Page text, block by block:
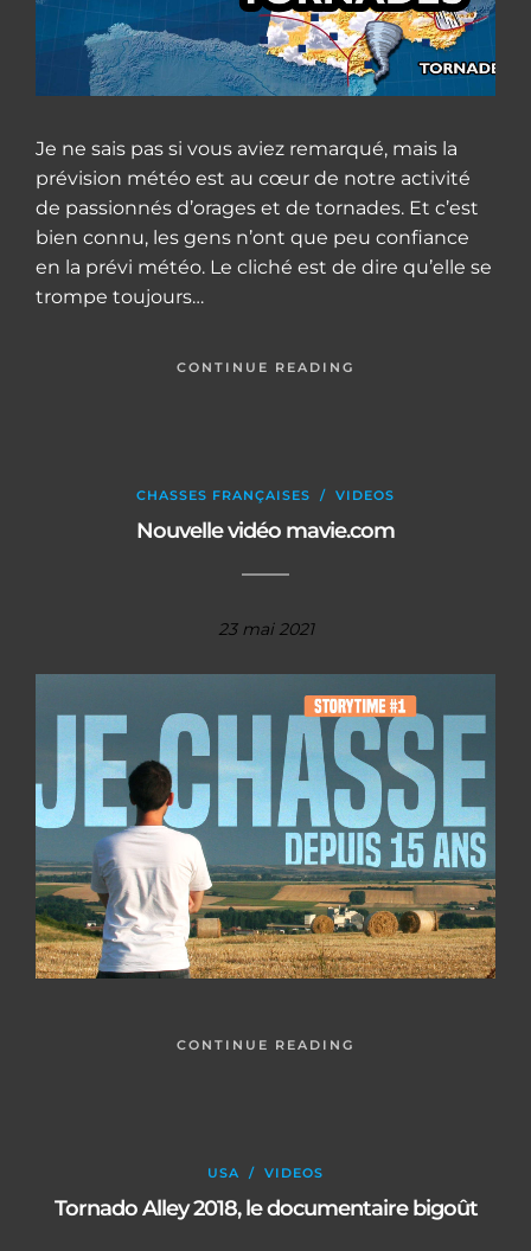
Je ne sais pas si vous aviez remarqué, mais la
prévision météo est au cœur de notre activité
de passionnés d’orages et de tornades. Et c’est
bien connu, les gens n’ont que peu confiance
en la prévi météo. Le cliché est de dire qu’elle se
trompe toujours…
CONTINUE READING
CHASSES FRANÇAISES / VIDEOS
Nouvelle vidéo mavie.com
23 mai 2021
CONTINUE READING
USA / VIDEOS
Tornado Alley 2018, le documentaire bigoût